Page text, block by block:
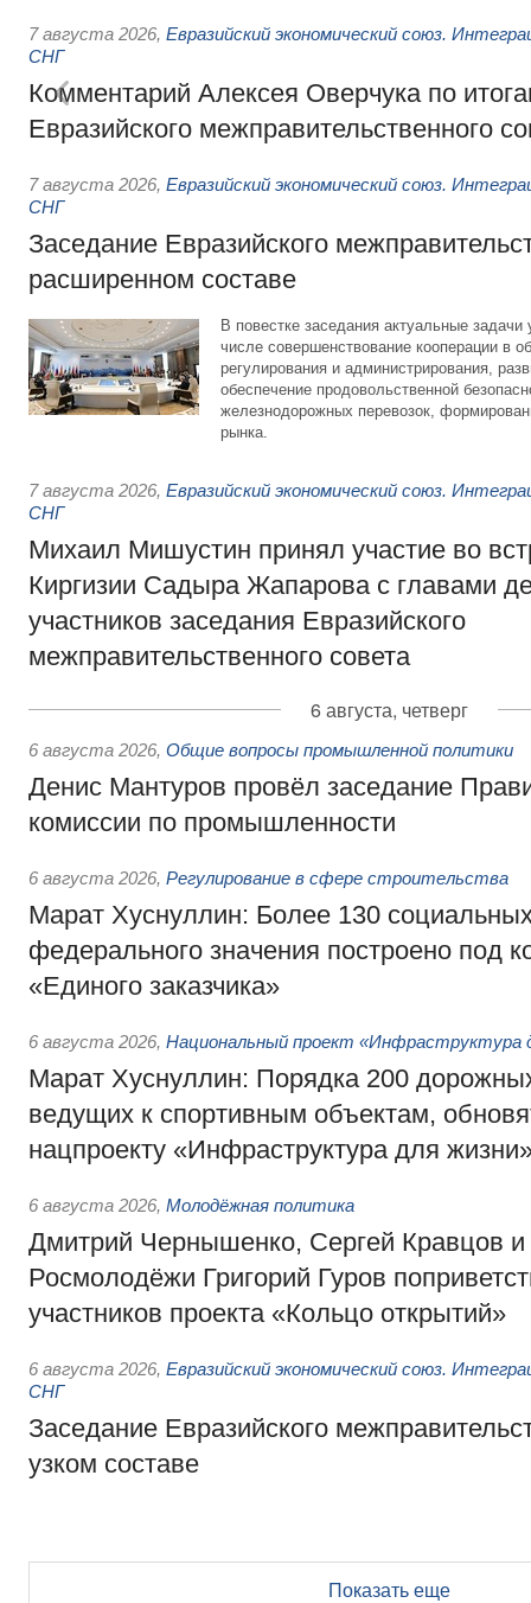
7 августа 2026, Евразийский экономический союз.
СНГ
Комментарий Алексея Оверчука по
Евразийского межправительственного
7 августа 2026, Евразийский экономический союз.
СНГ
Заседание Евразийского
расширенном составе
В повестке заседания актуальные задачи
числе совершенствование кооперации в
регулирования и администрирования,
обеспечение продовольственной
железнодорожных перевозок,
рынка.
7 августа 2026, Евразийский экономический союз.
СНГ
Михаил Мишустин принял участие во
Киргизии Садыра Жапарова с главами
участников заседания Евразийского
межправительственного совета
6 августа, четверг
6 августа 2026, Общие вопросы промышленной политики
Денис Мантуров провёл заседание
комиссии по промышленности
6 августа 2026, Регулирование в сфере строительства
Марат Хуснуллин: Более 130
федерального значения построено под
«Единого заказчика»
6 августа 2026, Национальный проект «Инфраструктура
Марат Хуснуллин: Порядка 200
ведущих к спортивным объектам,
нацпроекту «Инфраструктура для
6 августа 2026, Молодёжная политика
Дмитрий Чернышенко, Сергей Кравцов и
Росмолодёжи Григорий Гуров
участников проекта «Кольцо открытий»
6 августа 2026, Евразийский экономический союз.
СНГ
Заседание Евразийского
узком составе
Показать еще